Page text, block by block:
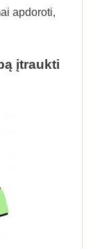
apdoroti,
įtraukti